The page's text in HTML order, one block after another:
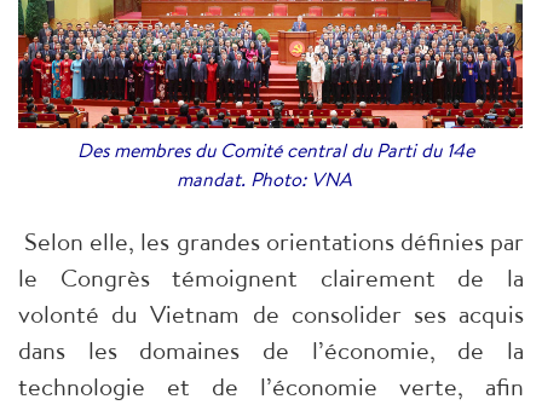
Des membres du Comité central du Parti du 14e
mandat. Photo: VNA
Selon elle, les grandes orientations définies par
le Congrès témoignent clairement de la
volonté du Vietnam de consolider ses acquis
dans les domaines de l’économie, de la
technologie et de l’économie verte, afin